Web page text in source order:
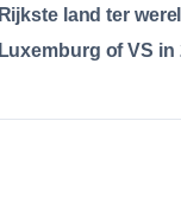
Rijkste land ter
Luxemburg of VS in